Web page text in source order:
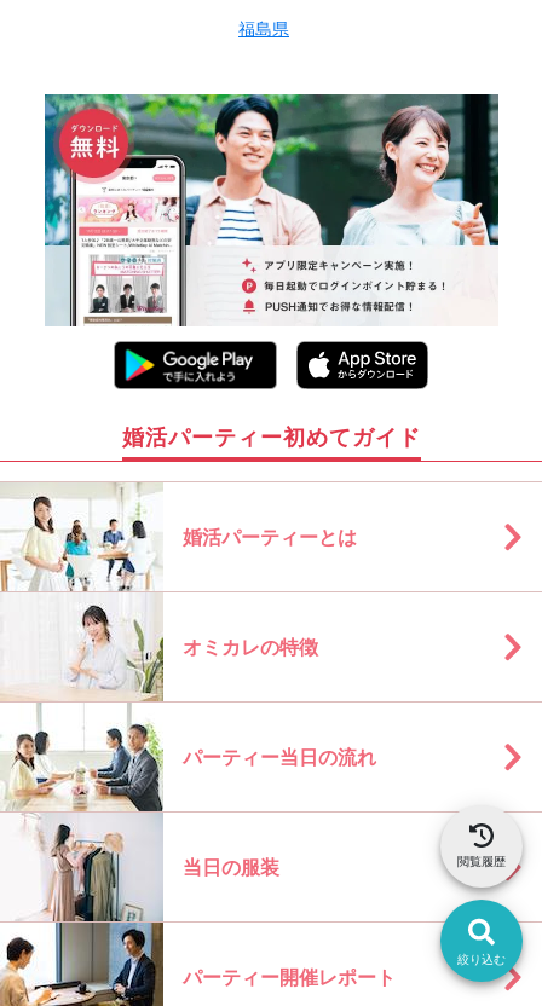
絞り込む
閲覧履歴
福島県
婚活パーティー初めてガイド
婚活パーティーとは
オミカレの特徴
パーティー当日の流れ
当日の服装
パーティー開催レポート